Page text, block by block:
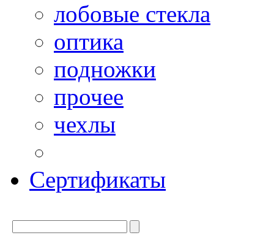
лобовые стекла
оптика
подножки
прочее
чехлы
Сертификаты